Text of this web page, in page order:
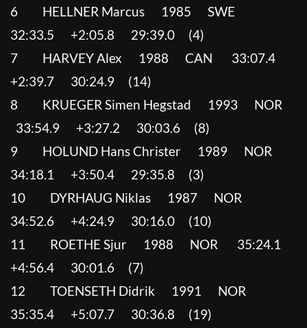
6 HELLNER Marcus 1985 SWE
32:33.5 +2:05.8 29:39.0 (4)
7 HARVEY Alex 1988 CAN 33:07.4
+2:39.7 30:24.9 (14)
8 KRUEGER Simen Hegstad 1993 NOR
33:54.9 +3:27.2 30:03.6 (8)
9 HOLUND Hans Christer 1989 NOR
34:18.1 +3:50.4 29:35.8 (3)
10 DYRHAUG Niklas 1987 NOR
34:52.6 +4:24.9 30:16.0 (10)
11 ROETHE Sjur 1988 NOR 35:24.1
+4:56.4 30:01.6 (7)
12 TOENSETH Didrik 1991 NOR
35:35.4 +5:07.7 30:36.8 (19)